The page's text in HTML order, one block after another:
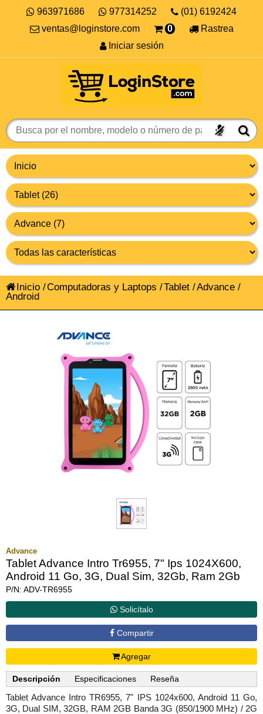
963971686 977314252
(01) 6192424
ventas@loginstore.com
0
Rastrea
Iniciar sesión
Inicio /Computadoras y Laptops /Tablet /Advance /
Android
Advance
Tablet Advance Intro Tr6955, 7" Ips 1024X600,
Android 11 Go, 3G, Dual Sim, 32Gb, Ram 2Gb
P/N: ADV-TR6955
Solicítalo
Compartir
Agregar
Descripción Especificaciones Reseña
Tablet Advance Intro TR6955, 7" IPS 1024x600, Android 11 Go,
3G, Dual SIM, 32GB, RAM 2GB Banda 3G (850/1900 MHz) / 2G